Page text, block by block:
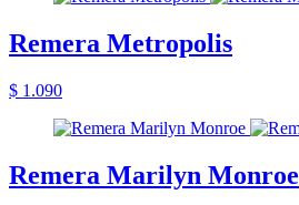
Remera Metropolis
$ 1.090
Remera Marilyn Monroe